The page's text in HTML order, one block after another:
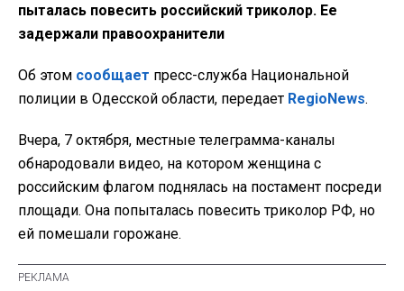
пыталась повесить российский триколор. Ее
задержали правоохранители
Об этом сообщает пресс-служба Национальной
полиции в Одесской области, передает RegioNews.
Вчера, 7 октября, местные телеграмма-каналы
обнародовали видео, на котором женщина с
российским флагом поднялась на постамент посреди
площади. Она попыталась повесить триколор РФ, но
ей помешали горожане.